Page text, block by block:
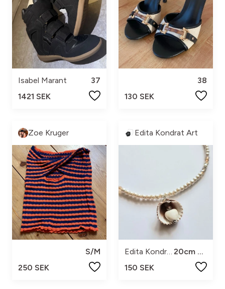
Isabel Marant
37
1421 SEK
38
130 SEK
Zoe Kruger
S/M
250 SEK
Edita Kondrat Art
20cm +5
150 SEK